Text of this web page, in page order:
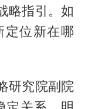
略指引。如
定位新在哪
研究院副院